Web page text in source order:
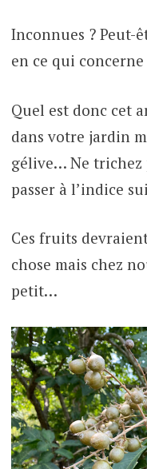
Inconnues ? Peut-
en ce qui
Quel est donc cet
dans votre jardin
gélive… Ne trichez
passer à l’indice
Ces fruits
chose mais chez
petit…